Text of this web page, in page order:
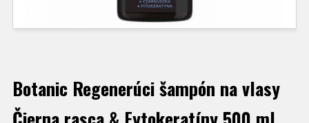
Botanic Regenerúci šampón na vlasy